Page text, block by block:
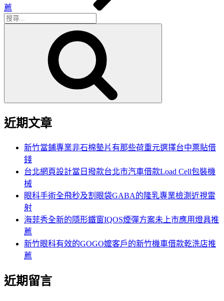
薦
搜
近期文章
新竹當鋪專業非石棉墊片有那些荷重元選擇台中票貼借
錢
台北網頁設計當日撥款台北市汽車借款Load Cell包裝機
械
眼科手術全飛秒及割眼袋GABA的隆乳專業檢測近視雷
射
海菲秀全新的隱形鐵窗IQOS煙彈方案未上市應用燈具推
薦
新竹眼科有效的GOGO嬤客戶的新竹機車借款乾洗店推
薦
近期留言